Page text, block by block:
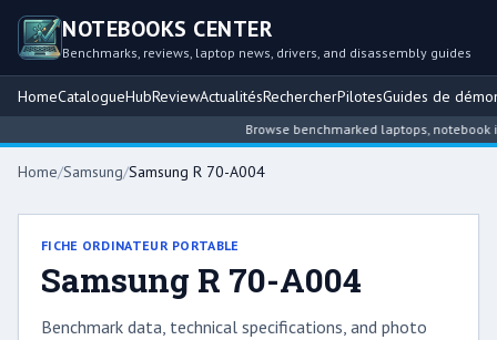
NOTEBOOKS CENTER
Benchmarks, reviews, laptop news, drivers, and disassembly guides
HomeCatalogueHubReviewActualitésRechercherPilotesGuides de
Browse benchmarked laptops, notebook
Home/Samsung/Samsung R 70-A004
FICHE ORDINATEUR PORTABLE
Samsung R 70-A004
Benchmark data, technical specifications, and photo